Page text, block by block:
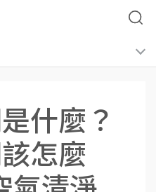
什麼？
怎麼